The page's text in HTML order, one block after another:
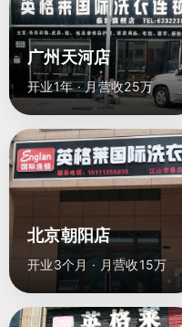
广州天河店
开业1年 · 月营收25万
北京朝阳店
开业3个月 · 月营收15万